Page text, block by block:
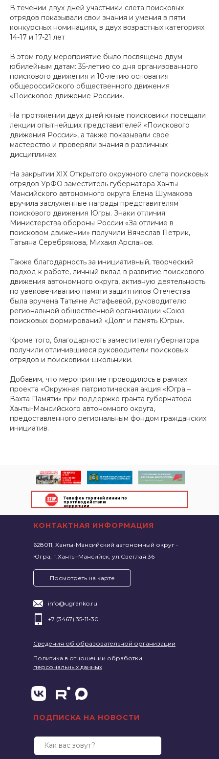
В течении двух дней участники слета поисковых
отрядов показывали свои знания и умения в пяти
конкурсных номинациях, в двух возрастных категориях
14-17 и 17-21 лет
В этом году мероприятие было посвящено двум
юбилейным датам: 35-летию со дня организованного
поискового движения и 10-летию основания
общероссийского общественного движения
«Поисковое движение России».
На протяжении двух дней юные поисковики посещали
лекции опытнейших представителей «Поискового
движения России», а также показывали свое
мастерство и проверяли знания в различных
дисциплинах.
На закрытии XIX Открытого окружного слета поисковых
отрядов УрФО заместитель губернатора Ханты-
Мансийского автономного округа Елена Шумакова
вручила заслуженные награды представителям
поискового движения Югры. Знаки отличия
Министерства обороны России «За отличие в
поисковом движении» получили Вячеслав Петрик,
Татьяна Серебрякова, Михаил Арсланов.
Также благодарность за инициативный, творческий
подход к работе, личный вклад в развитие поискового
движения автономного округа, активную деятельность
по увековечиванию памяти защитников Отечества
была вручена Татьяне Астафьевой, руководителю
региональной общественной организации «Союз
поисковых формирований «Долг и память Югры».
Кроме того, благодарность заместителя губернатора
получили отличившиеся руководители поисковых
отрядов и поисковики-школьники.
Добавим, что мероприятие проводилось в рамках
проекта «Окружная патриотическая акция «Югра –
Вахта Памяти» при поддержке гранта губернатора
Ханты-Мансийского автономного округа,
предоставленного региональным фондом гражданских
инициатив.
КОНТАКТНАЯ ИНФОРМАЦИЯ
628011, Ханты-Мансийский автономный округ -
Югра, г.Ханты-Мансийск, ул.Светлая 36
ПОДПИСКА НА НОВОСТИ
info@ugranko.ru
+7 (3467) 35-11-30
Как вас зовут?
Политика в отношении обработки
персональных данных
Сведения об образовательной организации
Посмотреть на карте
Телефон горячей линии по
противодействию
коррупции